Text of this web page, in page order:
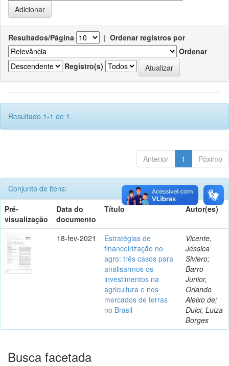
Resultados/Página | Ordenar registros por
Ordenar
Registro(s)
Resultado 1-1 de 1.
Anterior 1 Póximo
Conjunto de itens:
Pré-
visualização
Data do
documento
Título Autor(es)
18-fev-2021
Estratégias de
financeirização no
agro: três casos para
analisarmos os
investimentos na
agricultura e nos
mercados de terras
no Brasil
Vicente,
Jéssica
Siviero;
Barro
Junior,
Orlando
Aleixo de;
Dulci, Luiza
Borges
Busca facetada